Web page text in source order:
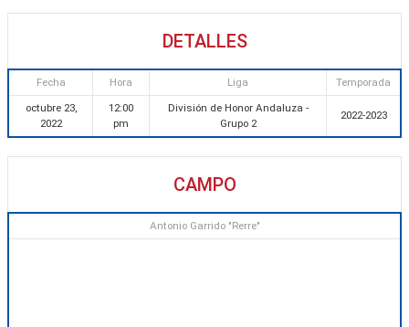
DETALLES
Fecha Hora Liga
Temporada
octubre 23,
2022
12:00
pm
División de Honor Andaluza -
Grupo 2
2022-2023
CAMPO
Antonio Garrido "Rerre"